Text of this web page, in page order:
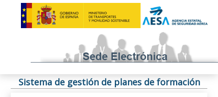
Sistema de gestión de planes de formación